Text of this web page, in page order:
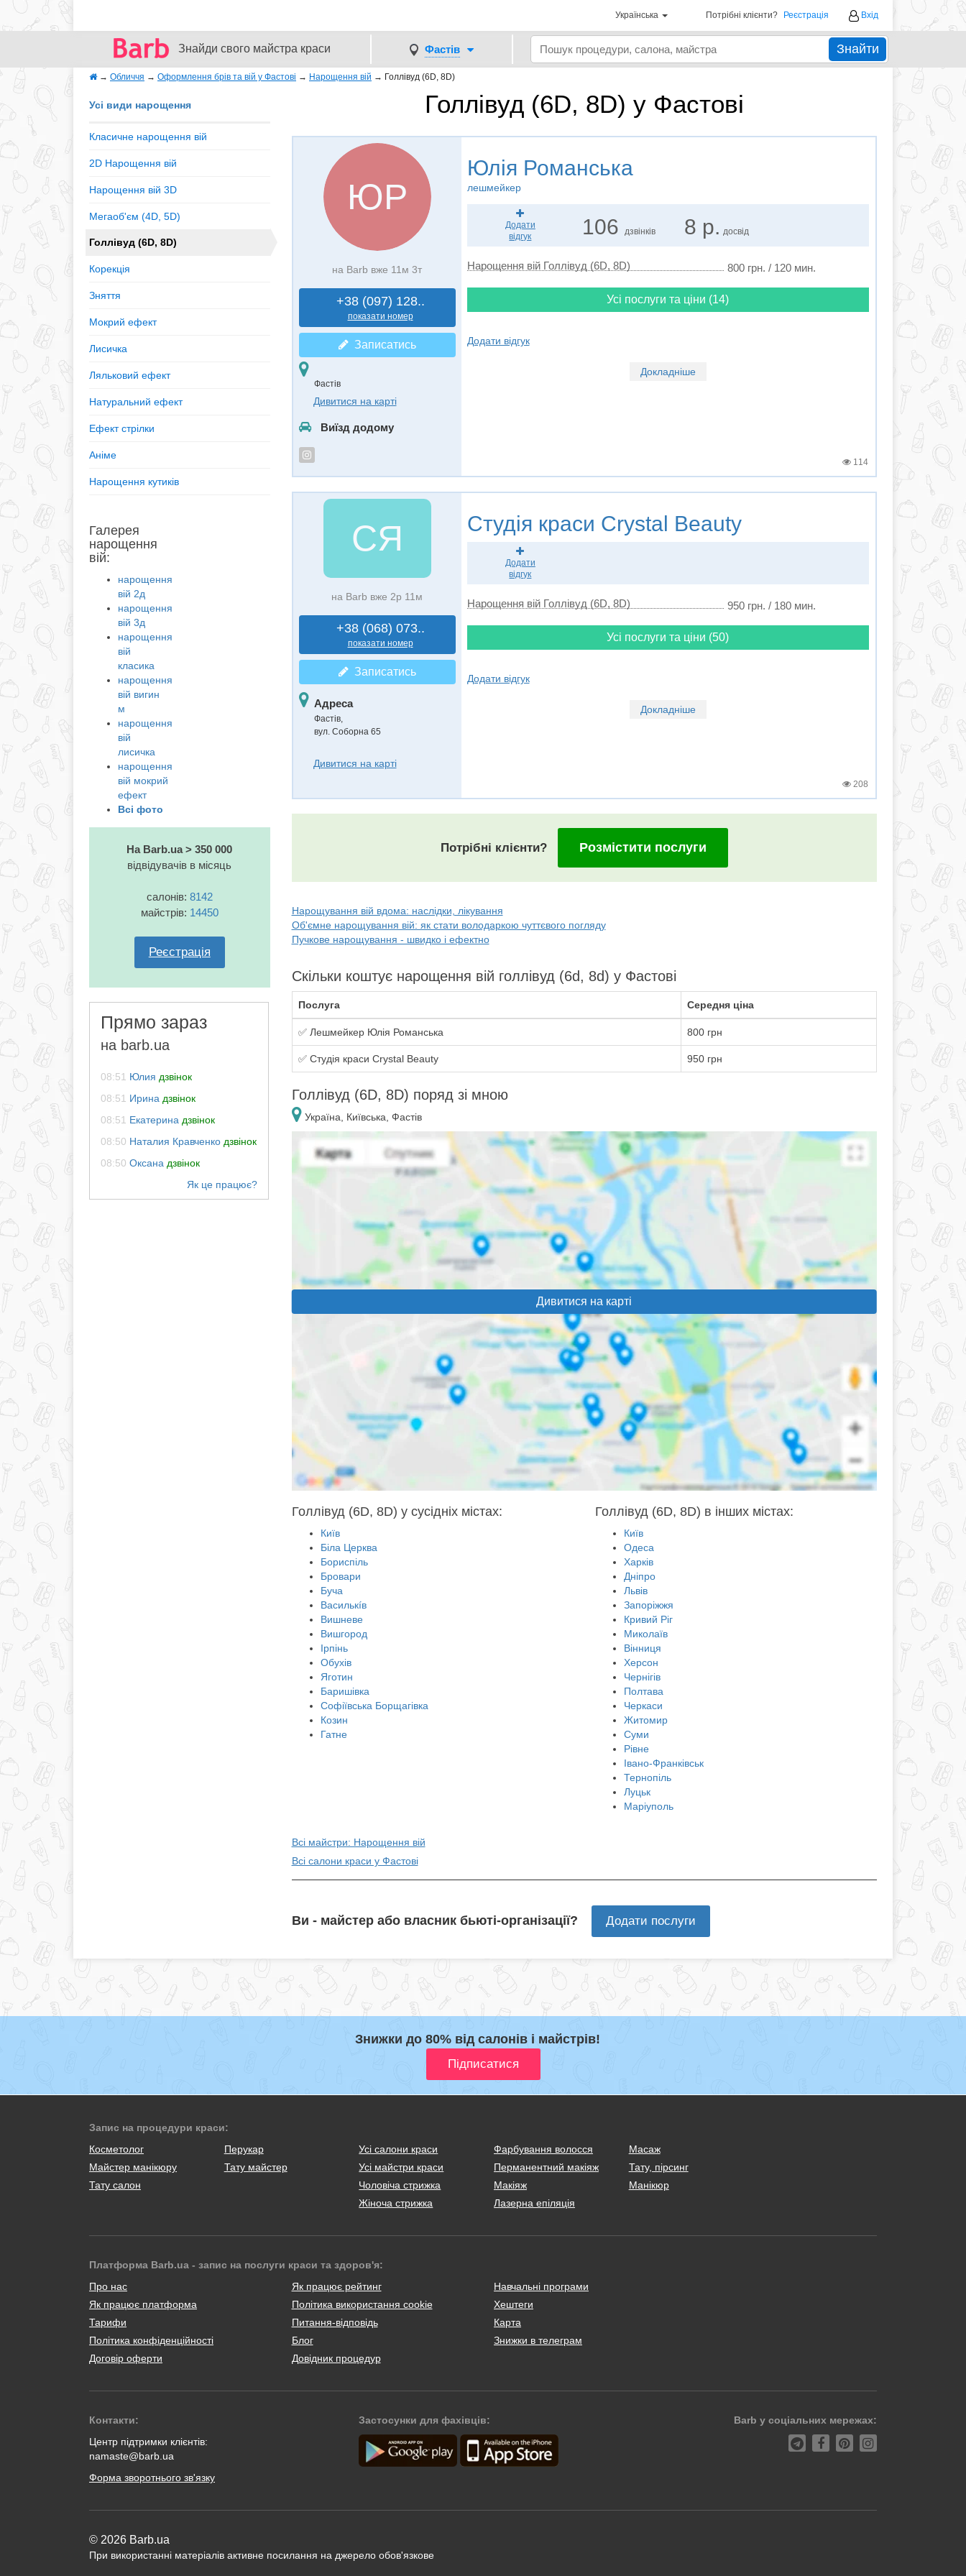
Українська Потрібні клієнти? Реєстрація Вхід
Знайди свого майстра краси Фастів Знайти
→ Обличчя → Оформлення брів та вій у Фастові → Нарощення вій → Голлівуд (6D, 8D)
Голлівуд (6D, 8D) у Фастові
Усі види нарощення
Класичне нарощення вій
2D Нарощення вій
Нарощення вій 3D
Мегаоб'єм (4D, 5D)
Голлівуд (6D, 8D)
Корекція
Зняття
Мокрий ефект
Лисичка
Ляльковий ефект
Натуральний ефект
Ефект стрілки
Аніме
Нарощення кутиків
Галерея
нарощення
вій:
нарощення
вій 2д
нарощення
вій 3д
нарощення
вій
класика
нарощення
вій вигин
м
нарощення
вій
лисичка
нарощення
вій мокрий
ефект
Всі фото
На Barb.ua > 350 000
відвідувачів в місяць
салонів: 8142
майстрів: 14450
Реєстрація
Прямо зараз
на barb.ua
08:51 Юлия дзвінок
08:51 Ирина дзвінок
08:51 Екатерина дзвінок
08:50 Наталия Кравченко дзвінок
08:50 Оксана дзвінок
ЮР
на Barb вже 11м 3т
+38 (097) 128..
показати номер
Записатись
Фастів
Дивитися на карті
Виїзд додому
Юлія Романська
лешмейкер
Додати
відгук
106 дзвінків 8 р. досвід
Нарощення вій Голлівуд (6D, 8D) 800 грн. / 120 мин.
Усі послуги та ціни (14)
Додати відгук
Докладніше
114
CЯ
на Barb вже 2р 11м
+38 (068) 073..
показати номер
Записатись
Адреса
Фастів,
вул. Соборна 65
Дивитися на карті
Студія краси Crystal Beauty
Додати
відгук
Нарощення вій Голлівуд (6D, 8D) 950 грн. / 180 мин.
Усі послуги та ціни (50)
Додати відгук
Докладніше
208
Потрібні клієнти? Розмістити послуги
Нарощування вій вдома: наслідки, лікування
Об'ємне нарощування вій: як стати володаркою чуттєвого погляду
Пучкове нарощування - швидко і ефектно
Скільки коштує нарощення вій голлівуд (6d, 8d) у Фастові
Послуга Середня ціна
✅ Лешмейкер Юлія Романська 800 грн
✅ Студія краси Crystal Beauty 950 грн
Голлівуд (6D, 8D) поряд зі мною
Україна, Київська, Фастів
Дивитися на карті
Голлівуд (6D, 8D) у сусідніх містах:
Київ
Біла Церква
Бориспіль
Бровари
Буча
Василькíв
Вишневе
Вишгород
Ірпінь
Обухів
Яготин
Баришівка
Софіївська Борщагівка
Козин
Гатне
Голлівуд (6D, 8D) в інших містах:
Київ
Одеса
Харків
Дніпро
Львів
Запоріжжя
Кривий Ріг
Миколаїв
Вінниця
Херсон
Чернігів
Полтава
Черкаси
Житомир
Суми
Рівне
Івано-Франківськ
Тернопіль
Луцьк
Маріуполь
Всі майстри: Нарощення вій
Всі салони краси у Фастові
Ви - майстер або власник бьюті-організації? Додати послуги
Знижки до 80% від салонів і майстрів!
Запис на процедури краси:
Косметолог
Перукар
Майстер манікюру
Тату майстер
Тату салон
Усі салони краси
Усі майстри краси
Чоловіча стрижка
Жіноча стрижка
Фарбування волосся
Перманентний макіяж
Макіяж
Лазерна епіляція
Масаж
Тату, пірсинг
Манікюр
Платформа Barb.ua - запис на послуги краси та здоров'я:
Про нас
Як працює платформа
Тарифи
Політика конфіденційності
Договір оферти
Як працює рейтинг
Політика використання cookie
Питання-відповідь
Блог
Довідник процедур
Навчальні програми
Хештеги
Карта
Знижки в телеграм
Контакти:
Центр підтримки клієнтів:
namaste@barb.ua
Форма зворотнього зв'язку
Застосунки для фахівців: Barb у соціальних мережах:
© 2026 Barb.ua
При використанні матеріалів активне посилання на джерело обов'язкове